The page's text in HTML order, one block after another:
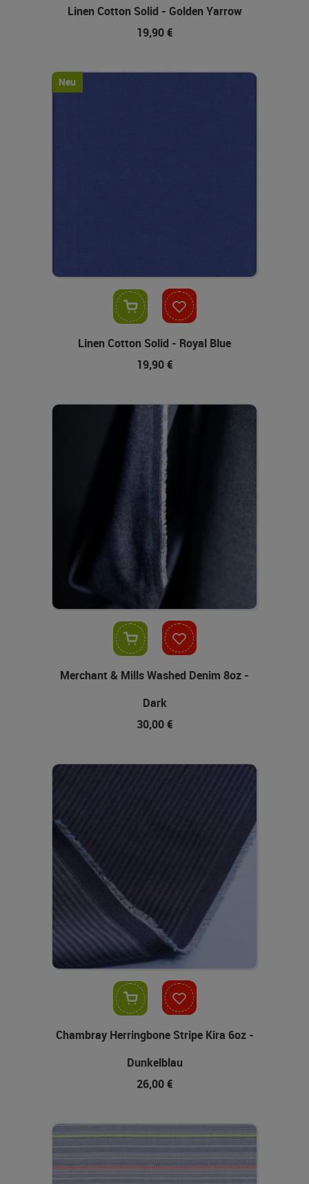
Linen Cotton Solid - Golden Yarrow
19,90 €
Neu
Linen Cotton Solid - Royal Blue
19,90 €
Merchant & Mills Washed Denim 8oz -
Dark
30,00 €
Chambray Herringbone Stripe Kira 6oz -
Dunkelblau
26,00 €